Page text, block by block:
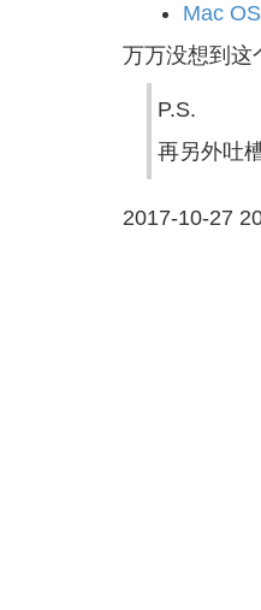
Mac
万万没想到这
P.S.
再另外吐
2017-10-27